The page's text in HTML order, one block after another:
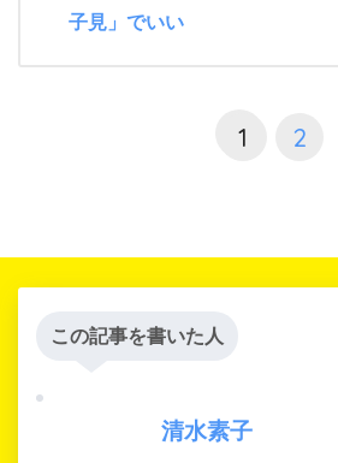
子見」でいい
1 2
この記事を書いた人
清水素子